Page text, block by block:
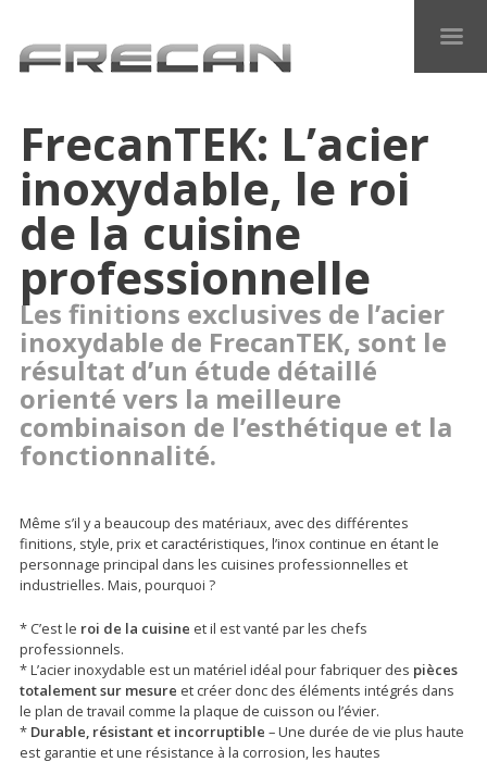
FrecanTEK: L’acier
inoxydable, le roi
de la cuisine
professionnelle
Les finitions exclusives de l’acier
inoxydable de FrecanTEK, sont le
résultat d’un étude détaillé
orienté vers la meilleure
combinaison de l’esthétique et la
fonctionnalité.
Même s’il y a beaucoup des matériaux, avec des différentes
finitions, style, prix et caractéristiques, l’inox continue en étant le
personnage principal dans les cuisines professionnelles et
industrielles. Mais, pourquoi ?
* C’est le roi de la cuisine et il est vanté par les chefs
professionnels.
* L’acier inoxydable est un matériel idéal pour fabriquer des pièces
totalement sur mesure et créer donc des éléments intégrés dans
le plan de travail comme la plaque de cuisson ou l’évier.
* Durable, résistant et incorruptible – Une durée de vie plus haute
est garantie et une résistance à la corrosion, les hautes